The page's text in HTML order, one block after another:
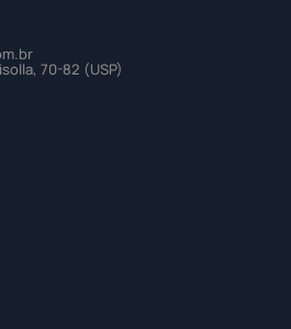
70-82 (USP)